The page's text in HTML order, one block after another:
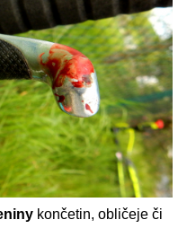
končetin, obličeje či